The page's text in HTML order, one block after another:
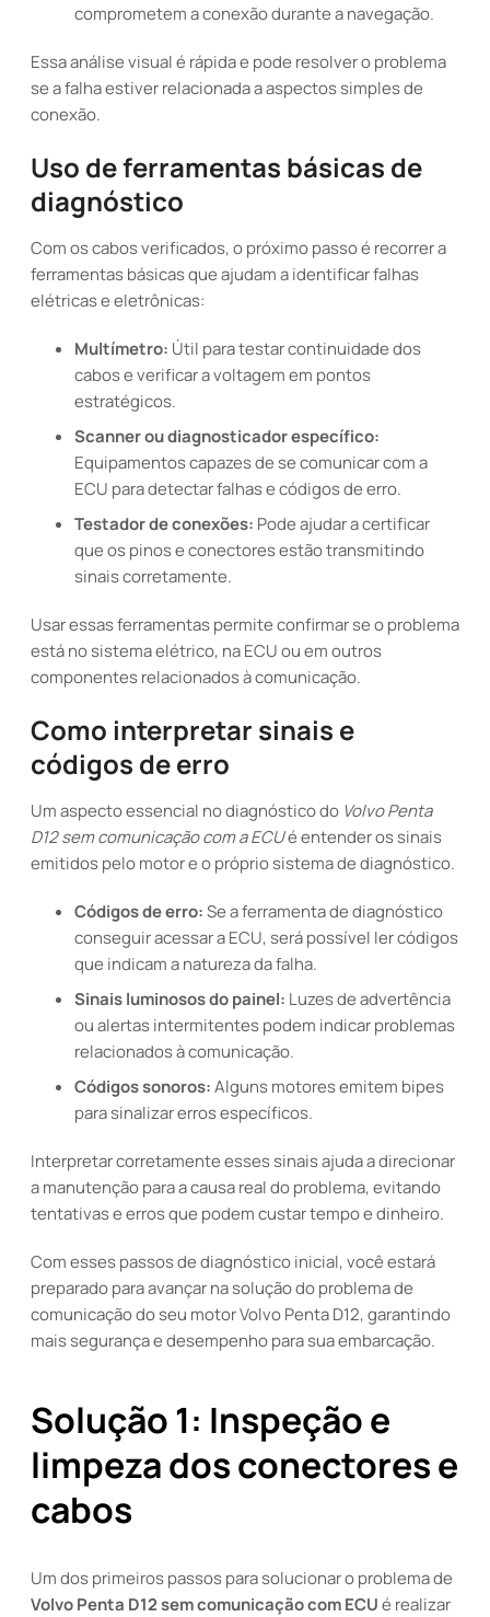
comprometem a conexão durante a navegação.
Essa análise visual é rápida e pode resolver o problema
se a falha estiver relacionada a aspectos simples de
conexão.
Uso de ferramentas básicas de
diagnóstico
Com os cabos verificados, o próximo passo é recorrer a
ferramentas básicas que ajudam a identificar falhas
elétricas e eletrônicas:
Multímetro: Útil para testar continuidade dos
cabos e verificar a voltagem em pontos
estratégicos.
Scanner ou diagnosticador específico:
Equipamentos capazes de se comunicar com a
ECU para detectar falhas e códigos de erro.
Testador de conexões: Pode ajudar a certificar
que os pinos e conectores estão transmitindo
sinais corretamente.
Usar essas ferramentas permite confirmar se o problema
está no sistema elétrico, na ECU ou em outros
componentes relacionados à comunicação.
Como interpretar sinais e
códigos de erro
Um aspecto essencial no diagnóstico do Volvo Penta
D12 sem comunicação com a ECUé entender os sinais
emitidos pelo motor e o próprio sistema de diagnóstico.
Códigos de erro:Se a ferramenta de diagnóstico
conseguir acessar a ECU, será possível ler códigos
que indicam a natureza da falha.
Sinais luminosos do painel: Luzes de advertência
ou alertas intermitentes podem indicar problemas
relacionados à comunicação.
Códigos sonoros:Alguns motores emitem bipes
para sinalizar erros específicos.
Interpretar corretamente esses sinais ajuda a direcionar
a manutenção para a causa real do problema, evitando
tentativas e erros que podem custar tempo e dinheiro.
Com esses passos de diagnóstico inicial, você estará
preparado para avançar na solução do problema de
comunicação do seu motor Volvo Penta D12, garantindo
mais segurança e desempenho para sua embarcação.
Solução 1: Inspeção e
limpeza dos conectores e
cabos
Um dos primeiros passos para solucionar o problema de
Volvo Penta D12 sem comunicação com ECUé realizar